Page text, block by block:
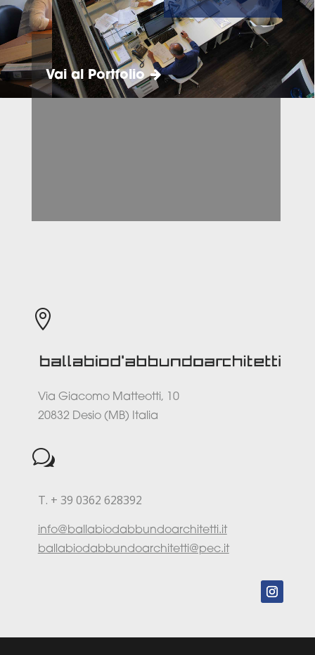
Vai al Portfolio

Via Giacomo Matteotti, 10
20832 Desio (MB) Italia
w
T. + 39 0362 628392
info@ballabiodabbundoarchitetti.it
ballabiodabbundoarchitetti@pec.it